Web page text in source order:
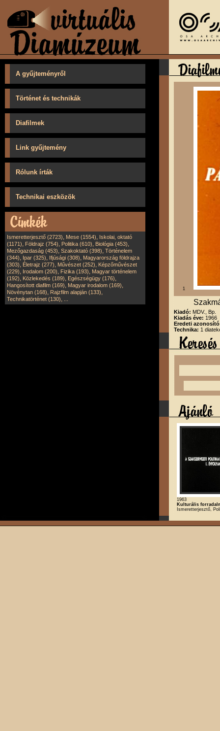
A gyűjteményről
Történet és technikák
Diafilmek
Link gyűjtemény
Rólunk írták
Technikai eszközök
Ismeretterjesztő (2723), Mese (1554), Iskolai, oktató
(1171), Földrajz (754), Politika (610), Biológia (453),
Mezőgazdaság (453), Szakoktató (398), Történelem
(344), Ipar (325), Ifjúsági (308), Magyarország földrajza
(303), Életrajz (277), Művészet (252), Képzőművészet
(229), Irodalom (200), Fizika (193), Magyar történelem
(192), Közlekedés (189), Egészségügy (176),
Hangosított diafilm (169), Magyar irodalom (169),
Növénytan (168), Rajzfilm alapján (133),
Technikatörténet (130),
1
Kiadó: MDV., Bp.
Kiadás éve: 1966
Eredeti
Technika: 1
1963
Kulturális
Ismeretterjesztő,